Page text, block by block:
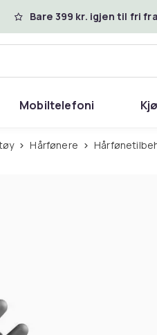
Bare 399 kr. igjen til fri
Mobiltelefoni
Hårfønere